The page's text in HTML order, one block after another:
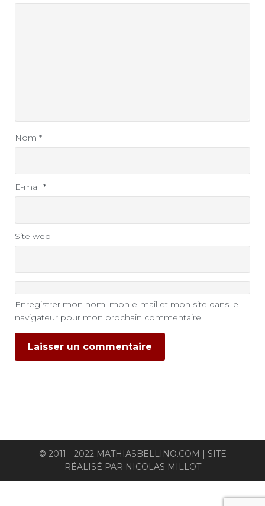
Nom *
E-mail *
Site web
Enregistrer mon nom, mon e-mail et mon site dans le
navigateur pour mon prochain commentaire.
© 2011 - 2022 MATHIASBELLINO.COM | SITE
RÉALISÉ PAR NICOLAS MILLOT